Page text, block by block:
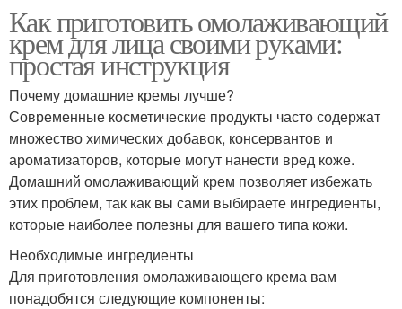
Как приготовить омолаживающий
крем для лица своими руками:
простая инструкция
Почему домашние кремы лучше?
Современные косметические продукты часто содержат
множество химических добавок, консервантов и
ароматизаторов, которые могут нанести вред коже.
Домашний омолаживающий крем позволяет избежать
этих проблем, так как вы сами выбираете ингредиенты,
которые наиболее полезны для вашего типа кожи.
Необходимые ингредиенты
Для приготовления омолаживающего крема вам
понадобятся следующие компоненты: